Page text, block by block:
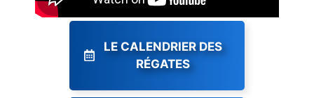
LE CALENDRIER DES
RÉGATES